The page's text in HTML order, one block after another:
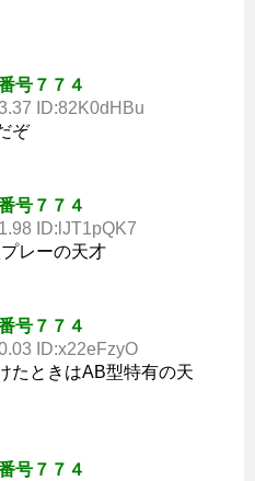
号７７４
ID:82K0dHBu
ぞ
号７７４
ID:lJT1pQK7
レーの天才
号７７４
ID:x22eFzyO
たときはAB型特有の天
号７７４